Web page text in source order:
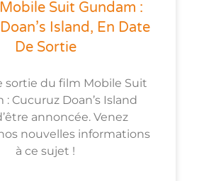
Suit Gundam :
Island, En Date
De Sortie
sortie du film Mobile Suit
: Cucuruz Doan’s Island
annoncée. Venez
nouvelles informations
à ce sujet !